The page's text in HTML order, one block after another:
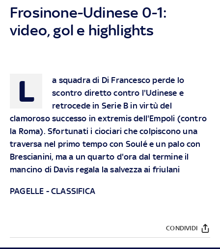
Frosinone-Udinese 0-1:
video, gol e highlights
L
a squadra di Di Francesco perde lo
scontro diretto contro l'Udinese e
retrocede in Serie B in virtù del
clamoroso successo in extremis dell'Empoli (contro
la Roma). Sfortunati i ciociari che colpiscono una
traversa nel primo tempo con Soulé e un palo con
Brescianini, ma a un quarto d'ora dal termine il
mancino di Davis regala la salvezza ai friulani
PAGELLE -CLASSIFICA
CONDIVIDI